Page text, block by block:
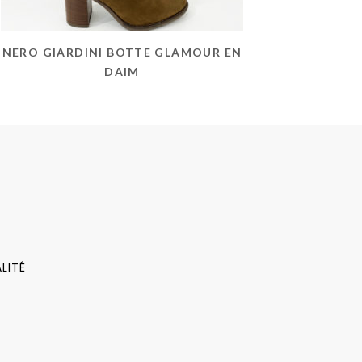
NERO GIARDINI BOTTE GLAMOUR EN
DAIM